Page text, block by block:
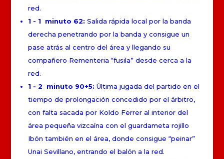
red.
1 - 1 minuto 62: Salida rápida local por la banda
derecha penetrando por la banda y consigue un
pase atrás al centro del área y llegando su
compañero Rementeria “fusila” desde cerca a la
red.
1 - 2 minuto 90+5: Última jugada del partido en el
tiempo de prolongación concedido por el árbitro,
con falta sacada por Koldo Ferrer al interior del
área pequeña vizcaína con el guardameta rojillo
Ibón también en el área, donde consigue “peinar”
Unai Sevillano, entrando el balón a la red.